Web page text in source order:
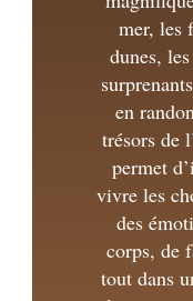
mer, les
dunes,
en
trésors de
permet
vivre les
des
corps, de
tout dans